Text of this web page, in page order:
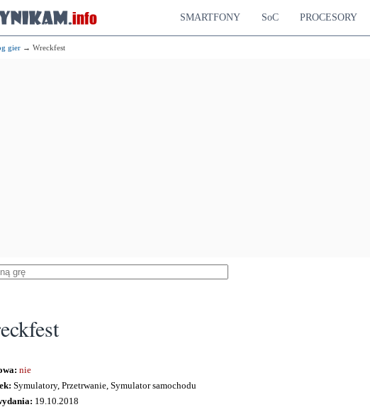
SMARTFONY SoC PROCESORY
gier → Wreckfest
nie
Symulatory, Przetrwanie, Symulator samochodu
19.10.2018